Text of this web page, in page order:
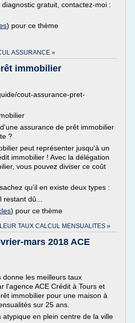
gratuit, contactez-moi :
) pour ce thème
ASSURANCE »
immobilier
cout-assurance-pret-
assurance de prêt immobilier
?
peut représenter jusqu'à un
immobilier ! Avec la délégation
vous pouvez diviser ce coût
qu'il en existe deux types :
dû...
) pour ce thème
TAUX CALCUL MENSUALITES »
mars 2018 ACE
donne les meilleurs taux
l'agence ACE Crédit à Tours et
immobilier pour une maison à
sur 25 ans.
atypique en plein centre de la ville